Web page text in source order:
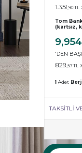
1.351,90 TL
Tom
(kartsız,
9,954
'DEN
829,57 TL
1 Adet
TAKSİTLİ